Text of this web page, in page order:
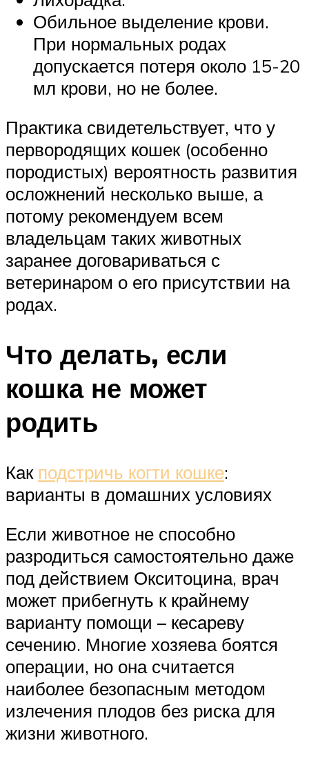
Обильное выделение крови.
При нормальных родах
допускается потеря около 15-20
мл крови, но не более.
Практика свидетельствует, что у
первородящих кошек (особенно
породистых) вероятность развития
осложнений несколько выше, а
потому рекомендуем всем
владельцам таких животных
заранее договариваться с
ветеринаром о его присутствии на
родах.
Что делать, если
кошка не может
родить
Как подстричь когти кошке:
варианты в домашних условиях
Если животное не способно
разродиться самостоятельно даже
под действием Окситоцина, врач
может прибегнуть к крайнему
варианту помощи – кесареву
сечению. Многие хозяева боятся
операции, но она считается
наиболее безопасным методом
излечения плодов без риска для
жизни животного.